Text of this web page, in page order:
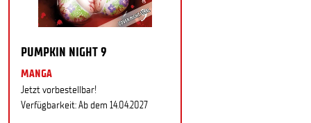
PUMPKIN NIGHT 9
MANGA
Jetzt vorbestellbar!
Verfügbarkeit: Ab dem 14.04.2027